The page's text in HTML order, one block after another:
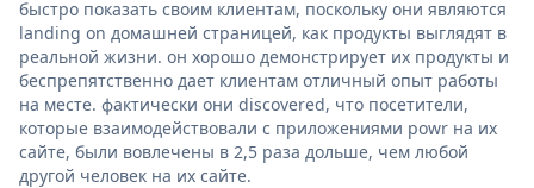
быстро показать своим клиентам, поскольку они являются
landing on домашней страницей, как продукты выглядят в
реальной жизни. он хорошо демонстрирует их продукты и
беспрепятственно дает клиентам отличный опыт работы
на месте. фактически они discovered, что посетители,
которые взаимодействовали с приложениями powr на их
сайте, были вовлечены в 2,5 раза дольше, чем любой
другой человек на их сайте.